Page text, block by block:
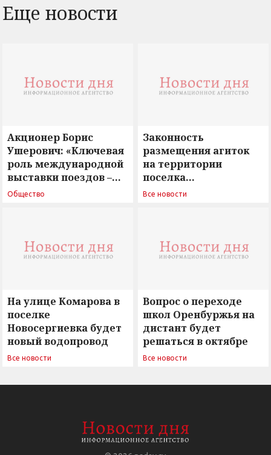
Еще новости
Акционер Борис
Ушерович: «Ключевая
роль международной
выставки поездов –
поиск ответов на
Общество
Законность
размещения агиток
на территории
поселка
Новосергиевка
Все новости
На улице Комарова в
поселке
Новосергиевка будет
новый водопровод
Все новости
Вопрос о переходе
школ Оренбуржья на
дистант будет
решаться в октябре
Все новости